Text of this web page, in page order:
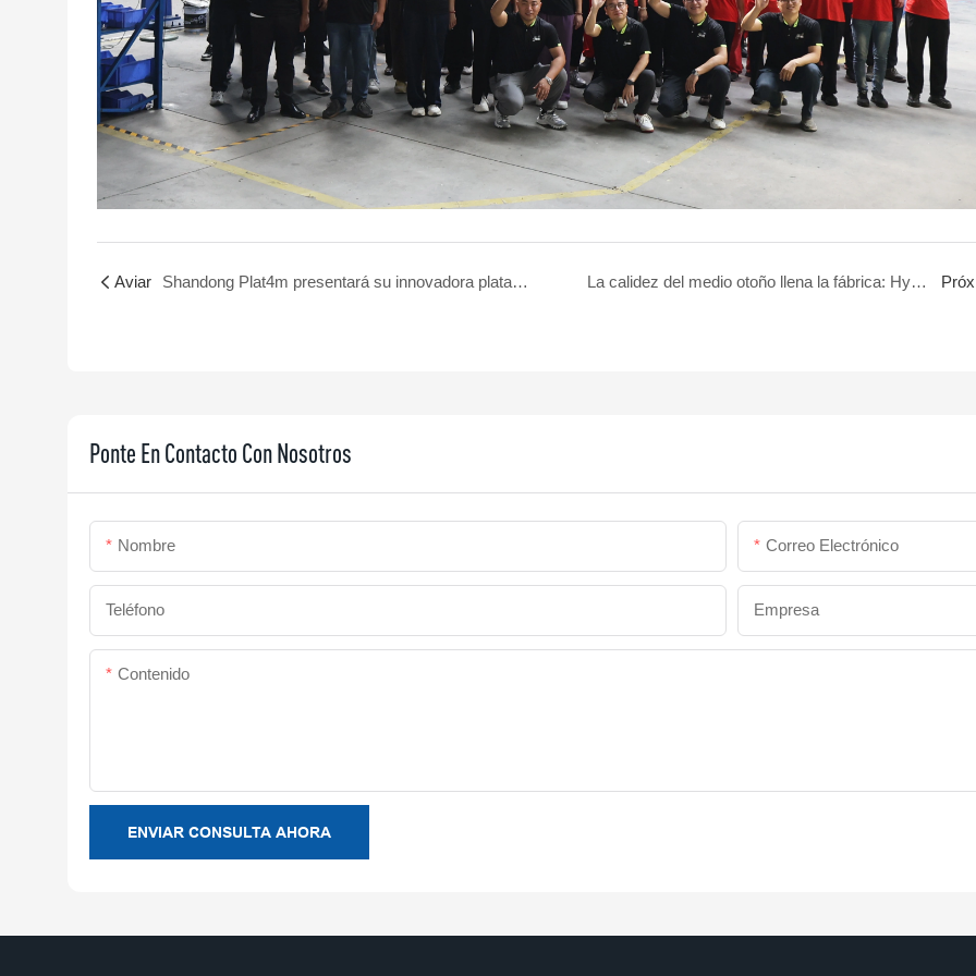
Aviar Shandong Plat4m presentará su innovadora plataforma elevadora de mástil Hi13 en CONEXPO-CON/AGG 2026 en Las Vegas. La calidez del medio otoño llena la fábrica: Hynee prepara regalos tradicionales de cuatro colores para honrar a cada trabajador esforzado.
Ponte En Contacto Con Nosotros
Nombre Correo Electrónico
Teléfono Empresa
Contenido
ENVIAR CONSULTA AHORA